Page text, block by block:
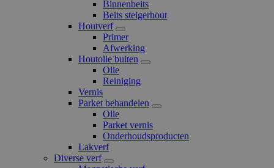
Binnenbeits
Beits steigerhout
Houtverf
Primer
Afwerking
Houtolie buiten
Olie
Reiniging
Vernis
Parket behandelen
Olie
Parket vernis
Onderhoudsproducten
Lakverf
Diverse verf